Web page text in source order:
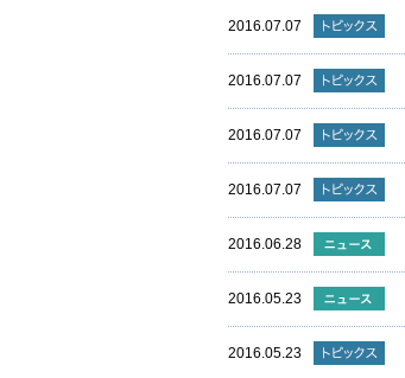
2016.07.07
2016.07.07
2016.07.07
2016.07.07
2016.06.28
2016.05.23
2016.05.23